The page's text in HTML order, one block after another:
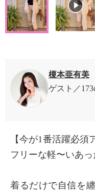
榎本亜有美
ゲスト
【今が1番活躍必
フリーな軽〜いあっ
着るだけで自信を